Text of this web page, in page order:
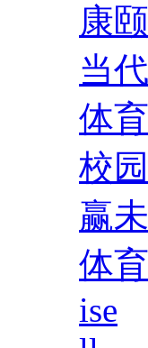
康颐
当
体
校
赢
体
ise